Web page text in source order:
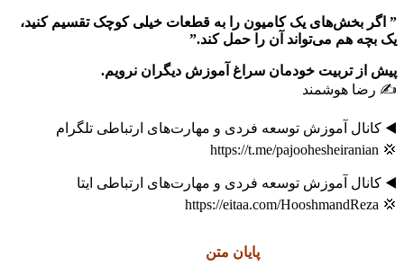
” اگر بخش‌های یک کامیون را به قطعات خیلی کوچک تقسیم کنید،
یک بچه هم می‌تواند آن را حمل کند.”
پیش از تربیت خودمان سراغ آموزش دیگران نرویم.
✍️ رضا هوشمند
◀️ کانال آموزش توسعه فردی و مهارت‌های ارتباطی تلگرام
💢 https://t.me/pajoohesheiranian
◀️ کانال آموزش توسعه فردی و مهارت‌های ارتباطی ایتا
💢 https://eitaa.com/HooshmandReza
پایان متن